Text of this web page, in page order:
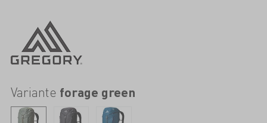
Variante forage green